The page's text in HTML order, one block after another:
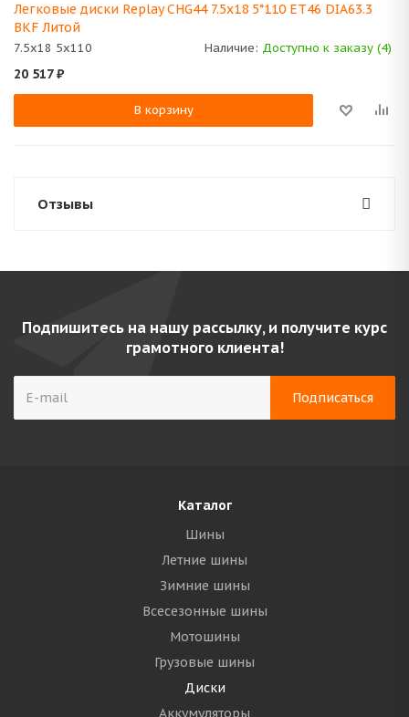
Легковые диски Replay CHG44 7.5x18 5*110 ET46 DIA63.3
BKF Литой
7.5x18 5x110 Наличие: Доступно к заказу (4)
20 517₽
В корзину
Отзывы
Подпишитесь на нашу рассылку, и получите курс
грамотного клиента!
Каталог
Шины
Летние шины
Зимние шины
Всесезонные шины
Мотошины
Грузовые шины
Диски
Аккумуляторы